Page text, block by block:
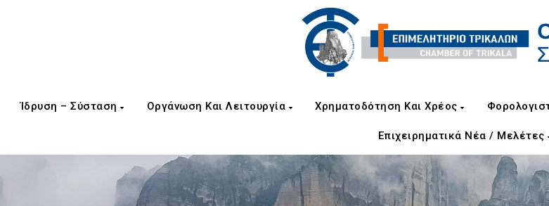
Ίδρυση – Σύσταση Οργάνωση Και Λειτουργία Χρηματοδότηση Και Χρέος
Επιχειρηματικά Νέα / Μελέτες